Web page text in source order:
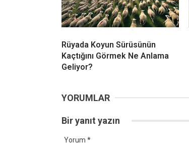
Rüyada Koyun Sürüsünün
Kaçtığını Görmek Ne Anlama
Geliyor?
YORUMLAR
Bir yanıt yazın
Yorum *